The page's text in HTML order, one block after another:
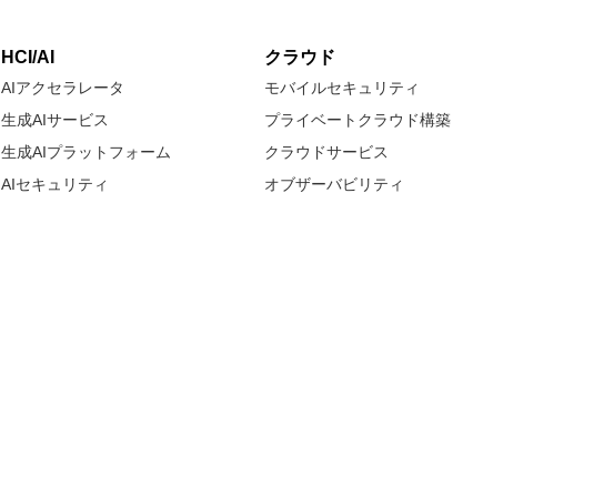
HCI/AI
AIアクセラレータ
生成AIサービス
生成AIプラットフォーム
AIセキュリティ
クラウド
モバイルセキュリティ
プライベートクラウド構築
クラウドサービス
オブザーバビリティ